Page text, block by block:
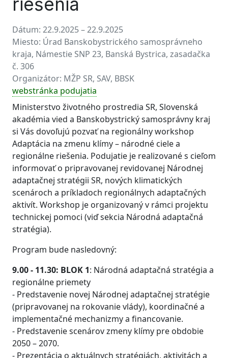
Dátum: 22.9.2025 – 22.9.2025
Miesto: Úrad Banskobystrického samosprávneho
kraja, Námestie SNP 23, Banská Bystrica, zasadačka
č. 306
Organizátor: MŽP SR, SAV, BBSK
webstránka podujatia
Ministerstvo životného prostredia SR, Slovenská
akadémia vied a Banskobystrický samosprávny kraj
si Vás dovoľujú pozvať na regionálny workshop
Adaptácia na zmenu klímy – národné ciele a
regionálne riešenia. Podujatie je realizované s cieľom
informovať o pripravovanej revidovanej Národnej
adaptačnej stratégii SR, nových klimatických
scenároch a príkladoch regionálnych adaptačných
aktivít. Workshop je organizovaný v rámci projektu
technickej pomoci (viď sekcia Národná adaptačná
stratégia).
Program bude nasledovný:
9.00 - 11.30: BLOK 1: Národná adaptačná stratégia a
regionálne priemety
- Predstavenie novej Národnej adaptačnej stratégie
(pripravovanej na rokovanie vlády), koordinačné a
implementačné mechanizmy a financovanie.
- Predstavenie scenárov zmeny klímy pre obdobie
2050 – 2070.
- Prezentácia o aktuálnych stratégiách, aktivitách a